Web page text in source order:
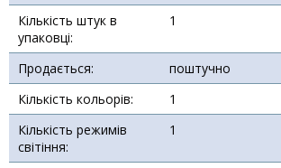
Кількість штук в
упаковці:
1
Продається:
поштучно
Кількість кольорів:
1
Кількість режимів
світіння:
1